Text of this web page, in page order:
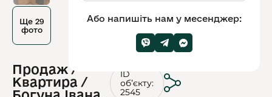
Ще 29
фото
Продаж /
Квартира /
ID
обʼєкту:
2545
Або напишіть нам у месенджер: